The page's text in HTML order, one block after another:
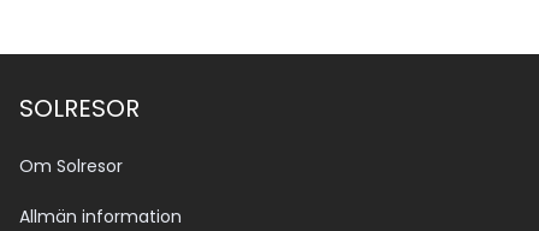
SOLRESOR
Om Solresor
Allmän information